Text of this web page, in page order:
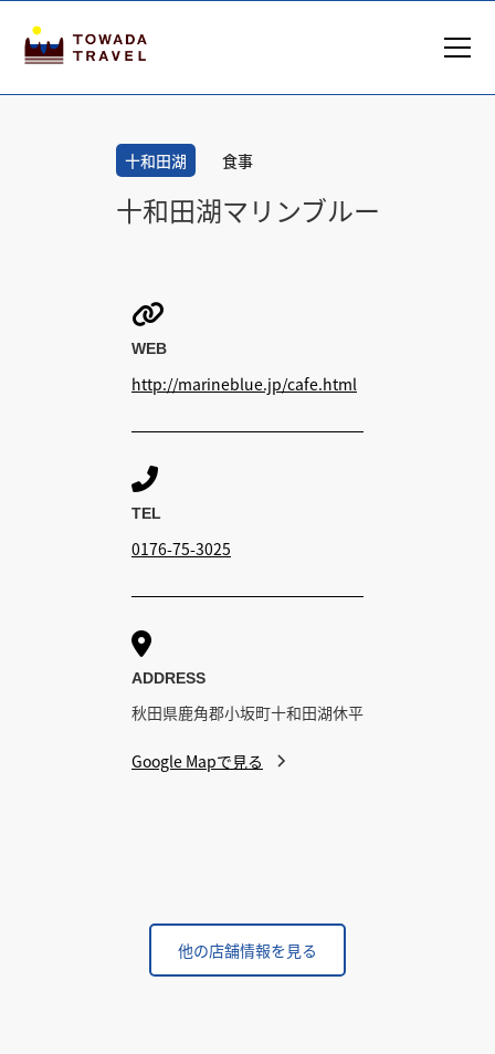
十和田湖 食事
十和田湖マリンブルー

WEB
http://marineblue.jp/cafe.html

TEL
0176-75-3025

ADDRESS
秋田県鹿角郡小坂町十和田湖休平
Google Mapで見る
他の店舗情報を見る